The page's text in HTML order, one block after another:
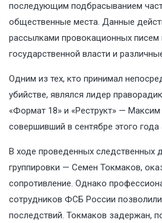
последующим подбрасыванием
общественные места. Данные
рассылками провокационных писем
государственной власти и
Одним из тех, кто принимал
убийстве, являлся лидер
«Формат 18» и «Реструкт» —
совершивший в сентябре этого года
В ходе проведенных следственных
группировки — Семен Токмаков,
сопротивление. Однако
сотрудников ФСБ России
последствий. Токмаков задержан,